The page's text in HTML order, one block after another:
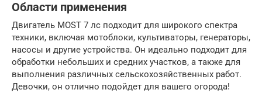
Области применения
Двигатель MOST 7 лс подходит для широкого спектра
техники, включая мотоблоки, культиваторы, генераторы,
насосы и другие устройства. Он идеально подходит для
обработки небольших и средних участков, а также для
выполнения различных сельскохозяйственных работ.
Девочки, он отлично подойдет для вашего огорода!